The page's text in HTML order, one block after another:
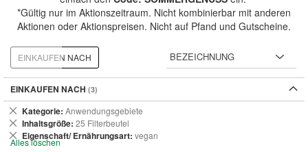
*Gültig nur im Aktionszeitraum. Nicht kombinierbar mit anderen
Aktionen oder Aktionspreisen. Nicht auf Pfand und Gutscheine.
EINKAUFEN NACH
EINKAUFEN NACH
Kategorie Anwendungsgebiete
Dies
entfernen
Inhaltsgröße 25 Filterbeutel
Dies
entfernen
Eigenschaft/ Ernährungsart vegan
Dies
entfernen
Alles löschen